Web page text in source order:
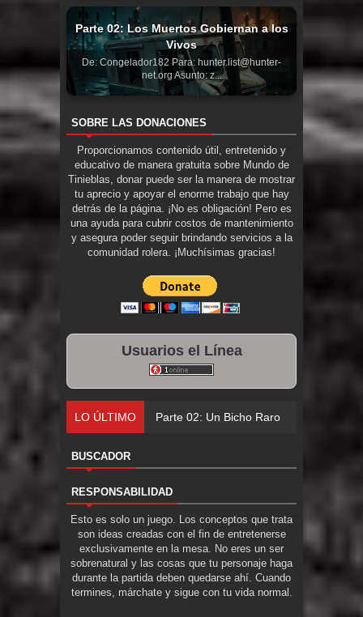
Parte 02: Los Muertos Gobiernan a los
Vivos
De: Congelador182 Para: hunter.list@hunter-
net.org Asunto: z...
SOBRE LAS DONACIONES
Proporcionamos contenido útil, entretenido y
educativo de manera gratuita sobre Mundo de
Tinieblas, donar puede ser la manera de mostrar
tu aprecio y apoyar el enorme trabajo que hay
detrás de la página. ¡No es obligación! Pero es
una ayuda para cubrir costos de mantenimiento
y asegura poder seguir brindando servicios a la
comunidad rolera. ¡Muchísimas gracias!
Usuarios el Línea
LO ÚLTIMO Parte 02: Un Bicho Raro
BUSCADOR
RESPONSABILIDAD
Esto es solo un juego. Los conceptos que trata
son ideas creadas con el fin de entretenerse
exclusivamente en la mesa. No eres un ser
sobrenatural y las cosas que tu personaje haga
durante la partida deben quedarse ahí. Cuando
termines, márchate y sigue con tu vida normal.